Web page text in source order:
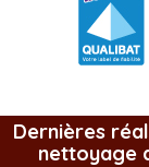
Dernières
nettoyage